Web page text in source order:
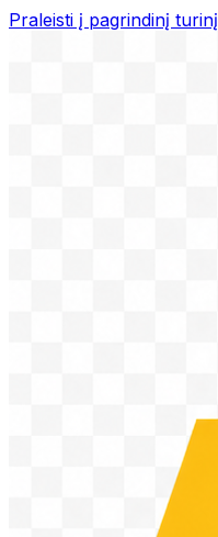
Praleisti į pagrindinį turinį